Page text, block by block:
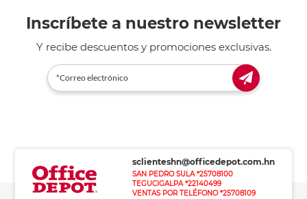
Inscríbete a nuestro newsletter
Y recibe descuentos y promociones exclusivas.
sclienteshn@officedepot.com.hn
SAN PEDRO SULA *25708100
TEGUCIGALPA *22140499
VENTAS POR TELÉFONO *25708109